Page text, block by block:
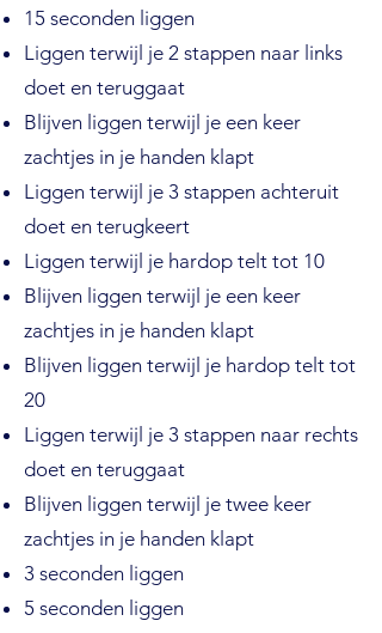
15 seconden liggen
Liggen terwijl je 2 stappen naar links
doet en teruggaat
Blijven liggen terwijl je een keer
zachtjes in je handen klapt
Liggen terwijl je 3 stappen achteruit
doet en terugkeert
Liggen terwijl je hardop telt tot 10
Blijven liggen terwijl je een keer
zachtjes in je handen klapt
Blijven liggen terwijl je hardop telt tot
20
Liggen terwijl je 3 stappen naar rechts
doet en teruggaat
Blijven liggen terwijl je twee keer
zachtjes in je handen klapt
3 seconden liggen
5 seconden liggen